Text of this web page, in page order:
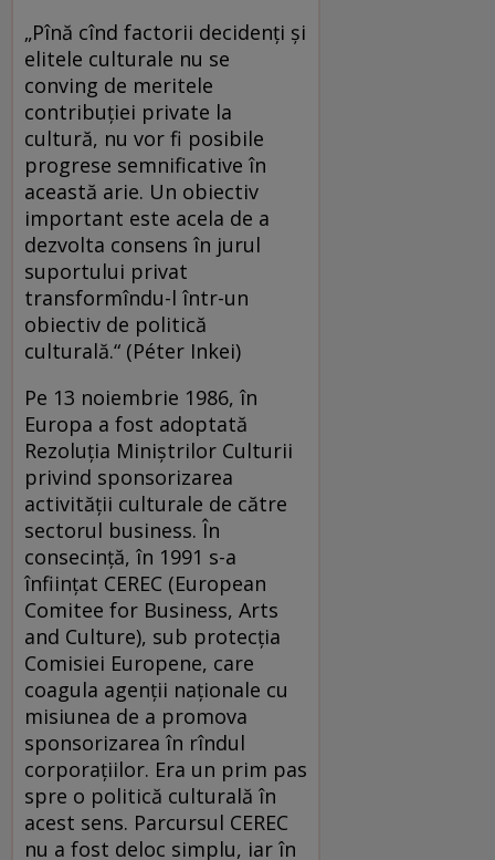
„Pînă cînd factorii decidenţi şi
elitele culturale nu se
conving de meritele
contribuţiei private la
cultură, nu vor fi posibile
progrese semnificative în
această arie. Un obiectiv
important este acela de a
dezvolta consens în jurul
suportului privat
transformîndu-l într-un
obiectiv de politică
culturală.“ (Péter Inkei)
Pe 13 noiembrie 1986, în
Europa a fost adoptată
Rezoluţia Miniştrilor Culturii
privind sponsorizarea
activităţii culturale de către
sectorul business. În
consecinţă, în 1991 s-a
înfiinţat CEREC (European
Comitee for Business, Arts
and Culture), sub protecţia
Comisiei Europene, care
coagula agenţii naţionale cu
misiunea de a promova
sponsorizarea în rîndul
corporaţiilor. Era un prim pas
spre o politică culturală în
acest sens. Parcursul CEREC
nu a fost deloc simplu, iar în